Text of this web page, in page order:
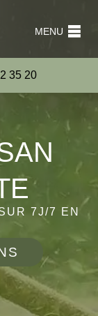
MENU
35 20
7J/7 EN